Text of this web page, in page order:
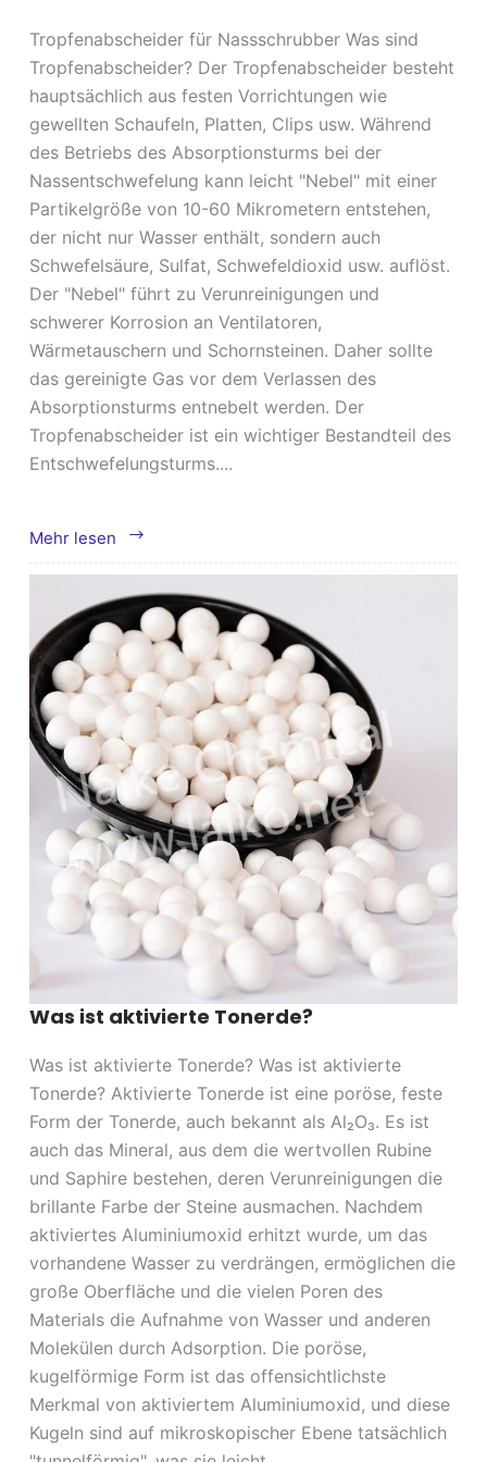
Tropfenabscheider für Nassschrubber Was sind
Tropfenabscheider? Der Tropfenabscheider besteht
hauptsächlich aus festen Vorrichtungen wie
gewellten Schaufeln, Platten, Clips usw. Während
des Betriebs des Absorptionsturms bei der
Nassentschwefelung kann leicht "Nebel" mit einer
Partikelgröße von 10-60 Mikrometern entstehen,
der nicht nur Wasser enthält, sondern auch
Schwefelsäure, Sulfat, Schwefeldioxid usw. auflöst.
Der "Nebel" führt zu Verunreinigungen und
schwerer Korrosion an Ventilatoren,
Wärmetauschern und Schornsteinen. Daher sollte
das gereinigte Gas vor dem Verlassen des
Absorptionsturms entnebelt werden. Der
Tropfenabscheider ist ein wichtiger Bestandteil des
Entschwefelungsturms....
Mehr lesen
Nebelabscheider
für
Nassschrubber
Was ist aktivierte Tonerde?
Was ist aktivierte Tonerde? Was ist aktivierte
Tonerde? Aktivierte Tonerde ist eine poröse, feste
Form der Tonerde, auch bekannt als Al₂O₃. Es ist
auch das Mineral, aus dem die wertvollen Rubine
und Saphire bestehen, deren Verunreinigungen die
brillante Farbe der Steine ausmachen. Nachdem
aktiviertes Aluminiumoxid erhitzt wurde, um das
vorhandene Wasser zu verdrängen, ermöglichen die
große Oberfläche und die vielen Poren des
Materials die Aufnahme von Wasser und anderen
Molekülen durch Adsorption. Die poröse,
kugelförmige Form ist das offensichtlichste
Merkmal von aktiviertem Aluminiumoxid, und diese
Kugeln sind auf mikroskopischer Ebene tatsächlich